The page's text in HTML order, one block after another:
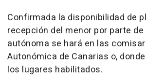
Confirmada la disponibilidad de
recepción del menor por parte
autónoma se hará en las
Autonómica de Canarias o,
los lugares habilitados.